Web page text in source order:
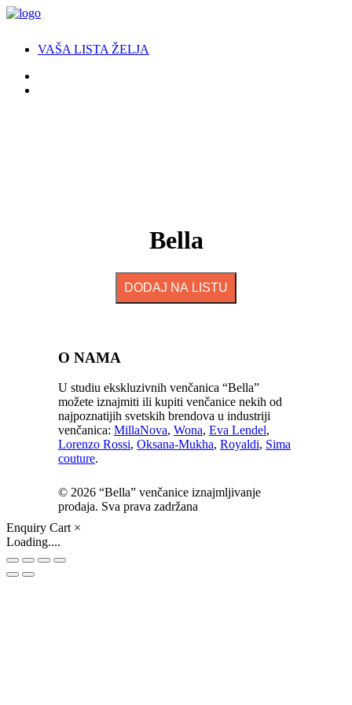
VAŠA LISTA ŽELJA
Bella
DODAJ NA LISTU
O NAMA
U studiu ekskluzivnih venčanica “Bella”
možete iznajmiti ili kupiti venčanice nekih od
najpoznatijih svetskih brendova u industriji
venčanica: MillaNova, Wona, Eva Lendel,
Lorenzo Rossi, Oksana-Mukha, Royaldi, Sima
couture.
© 2026 “Bella” venčanice iznajmljivanje
prodaja. Sva prava zadržana
Enquiry Cart ×
Loading....